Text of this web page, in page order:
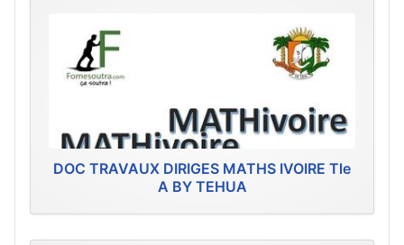
DOC TRAVAUX DIRIGES MATHS IVOIRE Tle
A BY TEHUA